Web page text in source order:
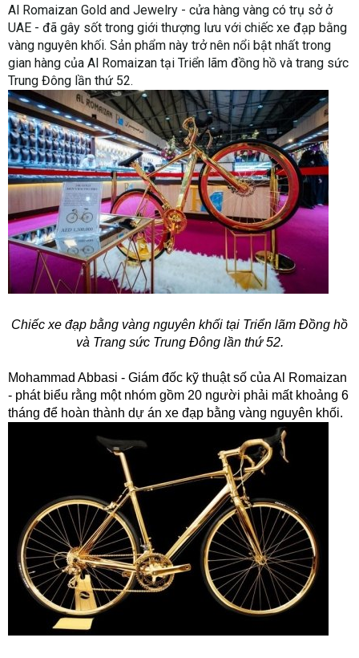
Al Romaizan Gold and Jewelry - cửa hàng vàng có trụ sở ở
UAE - đã gây sốt trong giới thượng lưu với chiếc xe đạp bằng
vàng nguyên khối. Sản phẩm này trở nên nổi bật nhất trong
gian hàng của Al Romaizan tại Triển lãm đồng hồ và trang sức
Trung Đông lần thứ 52.
Chiếc xe đạp bằng vàng nguyên khối tại Triển lãm Đồng hồ
và Trang sức Trung Đông lần thứ 52.
Mohammad Abbasi - Giám đốc kỹ thuật số của Al Romaizan
- phát biểu rằng một nhóm gồm 20 người phải mất khoảng 6
tháng để hoàn thành dự án xe đạp bằng vàng nguyên khối.